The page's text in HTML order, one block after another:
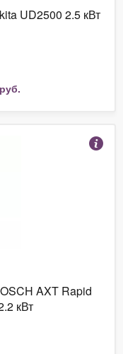
UD2500 2.5 кВт
руб.
AXT Rapid
кВт